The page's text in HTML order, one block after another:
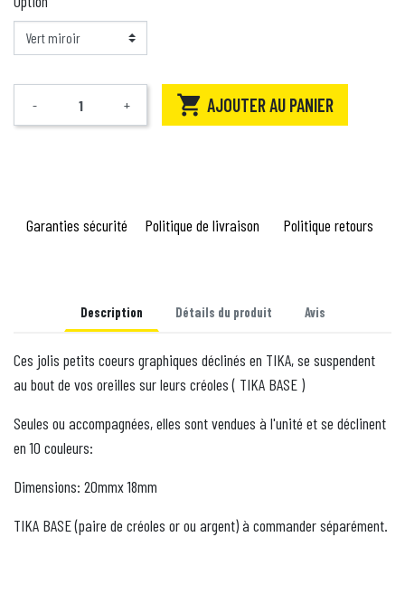
Quantité
- +  AJOUTER AU PANIER
Garanties sécurité Politique de livraison Politique retours
Description Détails du produit Avis
Ces jolis petits coeurs graphiques déclinés en TIKA, se suspendent
au bout de vos oreilles sur leurs créoles ( TIKA BASE )
Seules ou accompagnées, elles sont vendues à l'unité et se déclinent
en 10 couleurs:
Dimensions: 20mmx 18mm
TIKA BASE (paire de créoles or ou argent) à commander séparément.